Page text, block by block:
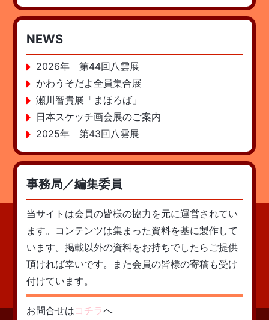
NEWS
2026年 第44回八雲展
かわうそだよ全員集合展
瀬川智貴展「まほろば」
日本スケッチ画会展のご案内
2025年 第43回八雲展
事務局／編集委員
当サイトは会員の皆様の協力を元に運営されてい
ます。コンテンツは集まった資料を基に製作して
います。掲載以外の資料をお持ちでしたらご提供
頂ければ幸いです。また会員の皆様の寄稿も受け
付けています。
お問合せは コチラへ